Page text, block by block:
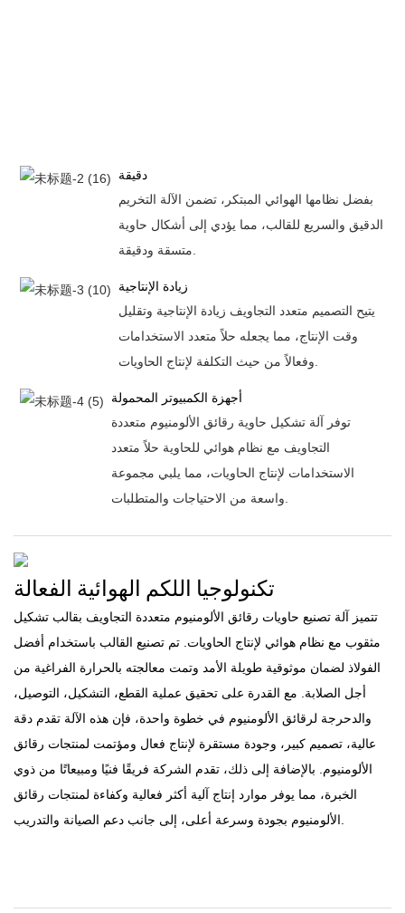
دقيقة
بفضل نظامها الهوائي المبتكر، تضمن الآلة التخريم
الدقيق والسريع للقالب، مما يؤدي إلى أشكال حاوية
متسقة ودقيقة.
زيادة الإنتاجية
يتيح التصميم متعدد التجاويف زيادة الإنتاجية وتقليل
وقت الإنتاج، مما يجعله حلاً متعدد الاستخدامات
وفعالاً من حيث التكلفة لإنتاج الحاويات.
أجهزة الكمبيوتر المحمولة
توفر آلة تشكيل حاوية رقائق الألومنيوم متعددة
التجاويف مع نظام هوائي للحاوية حلاً متعدد
الاستخدامات لإنتاج الحاويات، مما يلبي مجموعة
واسعة من الاحتياجات والمتطلبات.
تكنولوجيا اللكم الهوائية الفعالة
تتميز آلة تصنيع حاويات رقائق الألومنيوم متعددة التجاويف بقالب تشكيل
مثقوب مع نظام هوائي لإنتاج الحاويات. تم تصنيع القالب باستخدام أفضل
الفولاذ لضمان موثوقية طويلة الأمد وتمت معالجته بالحرارة الفراغية من
أجل الصلابة. مع القدرة على تحقيق عملية القطع، التشكيل، التوصيل،
والدحرجة لرقائق الألومنيوم في خطوة واحدة، فإن هذه الآلة تقدم دقة
عالية، تصميم كبير، وجودة مستقرة لإنتاج فعال ومؤتمت لمنتجات رقائق
الألومنيوم. بالإضافة إلى ذلك، تقدم الشركة فريقًا فنيًا ومبيعاتًا من ذوي
الخبرة، مما يوفر موارد إنتاج آلية أكثر فعالية وكفاءة لمنتجات رقائق
الألومنيوم بجودة وسرعة أعلى، إلى جانب دعم الصيانة والتدريب.